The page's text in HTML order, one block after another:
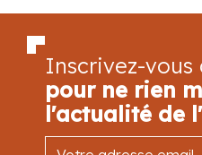
Inscrivez-
pour ne rien
l'actualité de